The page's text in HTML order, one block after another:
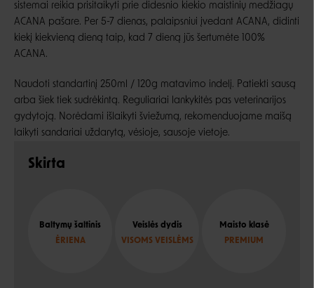
sistemai reikia prisitaikyti prie didesnio kiekio maistinių medžiagų
ACANA pašare. Per 5-7 dienas, palaipsniui įvedant ACANA, didinti
kiekį kiekvieną dieną taip, kad 7 dieną jūs šertumėte 100%
ACANA.
Naudoti standartinį 250ml / 120g matavimo indelį. Patiekti sausą
arba šiek tiek sudrėkintą. Reguliariai lankykitės pas veterinarijos
gydytoją. Norėdami išlaikyti šviežumą, rekomenduojame maišą
laikyti sandariai uždarytą, vėsioje, sausoje vietoje.
Skirta
Baltymų šaltinis
ĖRIENA
Veislės dydis
VISOMS VEISLĖMS
Maisto klasė
PREMIUM